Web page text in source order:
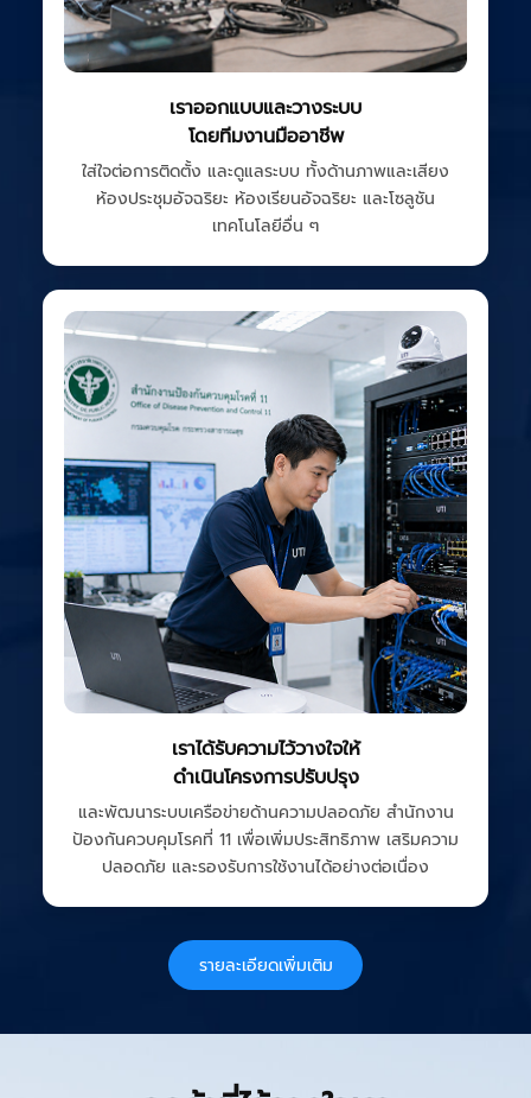
เราออกแบบและวางระบบ
โดยทีมงานมืออาชีพ
ใส่ใจต่อการติดตั้ง และดูแลระบบ ทั้งด้านภาพและเสียง
ห้องประชุมอัจฉริยะ ห้องเรียนอัจฉริยะ และโซลูชัน
เทคโนโลยีอื่น ๆ
เราได้รับความไว้วางใจให้
ดำเนินโครงการปรับปรุง
และพัฒนาระบบเครือข่ายด้านความปลอดภัย สำนักงาน
ป้องกันควบคุมโรคที่ 11 เพื่อเพิ่มประสิทธิภาพ เสริมความ
ปลอดภัย และรองรับการใช้งานได้อย่างต่อเนื่อง
รายละเอียดเพิ่มเติม